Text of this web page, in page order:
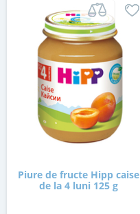
Piure de fructe Hipp caise
de la 4 luni 125 g